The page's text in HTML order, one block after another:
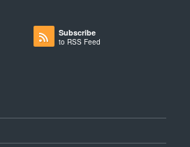
Subscribe
to RSS Feed